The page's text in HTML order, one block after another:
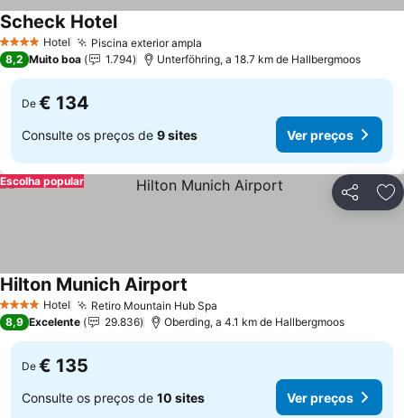
4 EstrelasHotel Piscina exterior ampla
Scheck Hotel
8,2 Muito boa 1.794 Unterföhring, a 18.7 km de Hallbergmoos
De € 134
Consulte os preços de 9 sites Ver preços
Partilhar
Escolha popular
4 EstrelasHotel Retiro Mountain Hub Spa
Hilton Munich Airport
8,9 Excelente 29.836 Oberding, a 4.1 km de Hallbergmoos
De € 135
Consulte os preços de 10 sites Ver preços